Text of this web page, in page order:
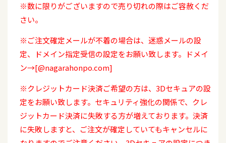
※数に限りがございますので売り切れの際はご容赦くだ
さい。
※ご注文確定メールが不着の場合は、迷惑メールの設
定、ドメイン指定受信の設定をお願い致します。ドメイ
ン→[@nagarahonpo.com]
※クレジットカード決済ご希望の方は、3Dセキュアの設
定をお願い致します。セキュリティ強化の関係で、クレ
ジットカード決済に失敗する方が増えております。決済
に失敗しますと、ご注文が確定していてもキャンセルに